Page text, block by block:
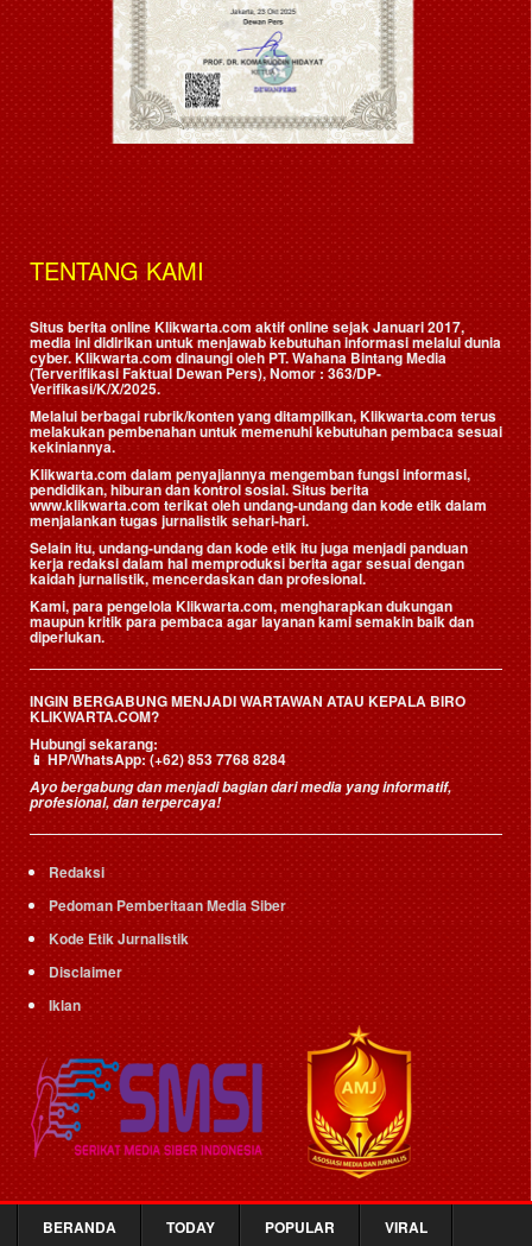
TENTANG KAMI
Situs berita online Klikwarta.com aktif online sejak Januari 2017,
media ini didirikan untuk menjawab kebutuhan informasi melalui dunia
cyber. Klikwarta.com dinaungi oleh PT. Wahana Bintang Media
(Terverifikasi Faktual Dewan Pers), Nomor : 363/DP-
Verifikasi/K/X/2025.
Melalui berbagai rubrik/konten yang ditampilkan, Klikwarta.com terus
melakukan pembenahan untuk memenuhi kebutuhan pembaca sesuai
kekiniannya.
Klikwarta.com dalam penyajiannya mengemban fungsi informasi,
pendidikan, hiburan dan kontrol sosial. Situs berita
www.klikwarta.com terikat oleh undang-undang dan kode etik dalam
menjalankan tugas jurnalistik sehari-hari.
Selain itu, undang-undang dan kode etik itu juga menjadi panduan
kerja redaksi dalam hal memproduksi berita agar sesuai dengan
kaidah jurnalistik, mencerdaskan dan profesional.
Kami, para pengelola Klikwarta.com, mengharapkan dukungan
maupun kritik para pembaca agar layanan kami semakin baik dan
diperlukan.
INGIN BERGABUNG MENJADI WARTAWAN ATAU KEPALA BIRO
KLIKWARTA.COM?
Hubungi sekarang:
📱HP/WhatsApp:(+62) 853 7768 8284
Ayo bergabung dan menjadi bagian dari media yang informatif,
profesional, dan terpercaya!
Redaksi
Pedoman Pemberitaan Media Siber
Kode Etik Jurnalistik
Disclaimer
Iklan
BERANDA TODAY POPULAR VIRAL